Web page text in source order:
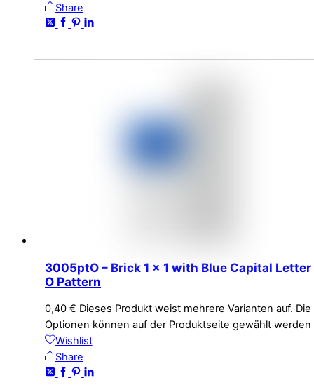
Share
3005ptO – Brick 1 x 1 with Blue Capital Letter
O Pattern
0,40 € Dieses Produkt weist mehrere Varianten auf. Die
Optionen können auf der Produktseite gewählt werden
Wishlist
Share